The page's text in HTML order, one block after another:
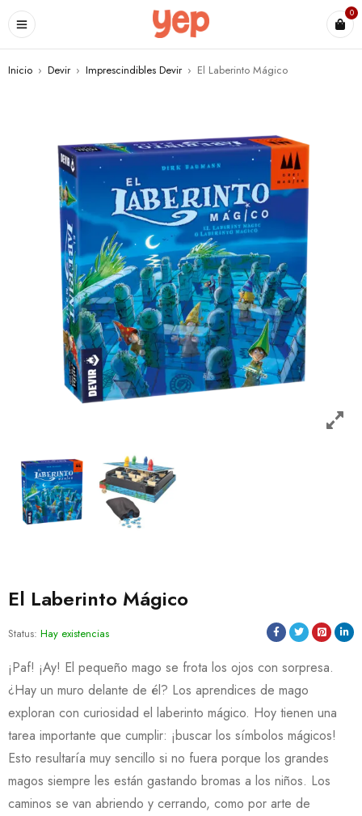
0
Inicio › Devir › Imprescindibles Devir › El Laberinto Mágico
El Laberinto Mágico
Status: Hay existencias
¡Paf! ¡Ay! El pequeño mago se frota los ojos con sorpresa.
¿Hay un muro delante de él? Los aprendices de mago
exploran con curiosidad el laberinto mágico. Hoy tienen una
tarea importante que cumplir: ¡buscar los símbolos mágicos!
Esto resultaría muy sencillo si no fuera porque los grandes
magos siempre les están gastando bromas a los niños. Los
caminos se van abriendo y cerrando, como por arte de